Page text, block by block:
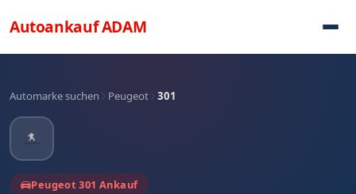
AutoankaufADAM
Automarke suchen Peugeot 301
Peugeot 301 Ankauf